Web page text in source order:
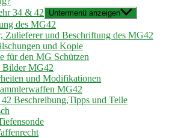
34 & 42
Untermenü anzeigen
des MG42
Zulieferer und Beschriftung des MG42
und Kopie
für den MG Schützen
Bilder MG42
und Modifikationen
MG42
Beschreibung,Tipps und Teile